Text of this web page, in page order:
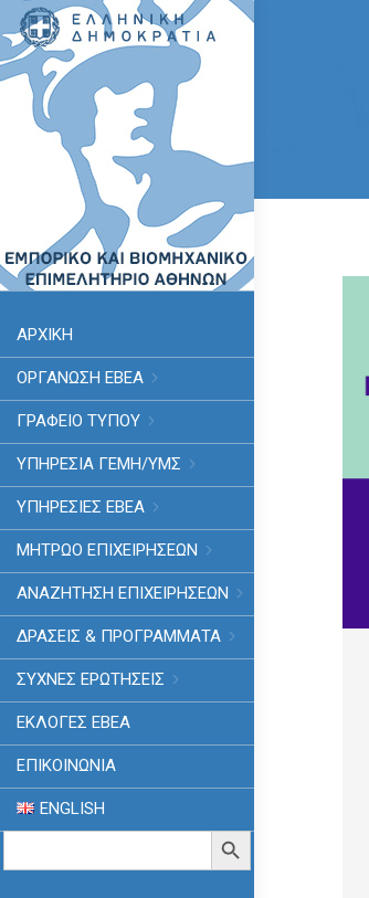
ΑΡΧΙΚΗ
ΟΡΓΑΝΩΣΗ ΕΒΕΑ
ΓΡΑΦΕΙΟ ΤΥΠΟΥ
ΥΠΗΡΕΣΊΑ ΓΕΜΗ/ΥΜΣ
ΥΠΗΡΕΣΙΕΣ ΕΒΕΑ
ΜΗΤΡΩΟ ΕΠΙΧΕΙΡΗΣΕΩΝ
ΑΝΑΖΗΤΗΣΗ ΕΠΙΧΕΙΡΗΣΕΩΝ
ΔΡΑΣΕΙΣ & ΠΡΟΓΡΑΜΜΑΤΑ
ΣΥΧΝΕΣ ΕΡΩΤΗΣΕΙΣ
ΕΚΛΟΓΈΣ ΕΒΕΑ
ΕΠΙΚΟΙΝΩΝΙΑ
ENGLISH
Search
Search Button